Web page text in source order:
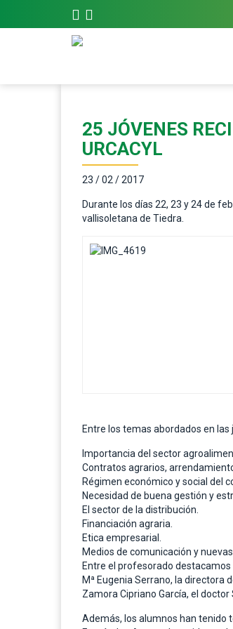
25 JÓVENES
URCACYL
23 / 02 / 2017
Durante los días 22, 23 y 24 de
vallisoletana de Tiedra.
Entre los temas abordados en
Importancia del sector
Contratos agrarios,
Régimen económico y social del
Necesidad de buena gestión y
El sector de la distribución.
Financiación agraria.
Etica empresarial.
Medios de comunicación y nuevas
Entre el profesorado destacamos
Mª Eugenia Serrano, la directora
Zamora Cipriano García, el
Además, los alumnos han tenido